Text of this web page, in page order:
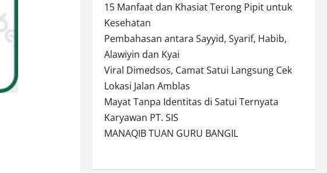
15 Manfaat dan Khasiat Terong Pipit untuk
Kesehatan
Pembahasan antara Sayyid, Syarif, Habib,
Alawiyin dan Kyai
Viral Dimedsos, Camat Satui Langsung Cek
Lokasi Jalan Amblas
Mayat Tanpa Identitas di Satui Ternyata
Karyawan PT. SIS
MANAQIB TUAN GURU BANGIL